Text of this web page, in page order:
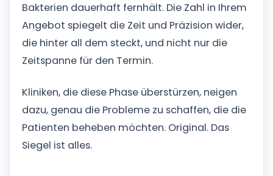
Bakterien dauerhaft fernhält. Die Zahl in Ihrem
Angebot spiegelt die Zeit und Präzision wider,
die hinter all dem steckt, und nicht nur die
Zeitspanne für den Termin.
Kliniken, die diese Phase überstürzen, neigen
dazu, genau die Probleme zu schaffen, die die
Patienten beheben möchten. Original. Das
Siegel ist alles.